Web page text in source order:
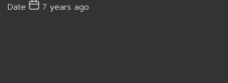
Date 7 years ago